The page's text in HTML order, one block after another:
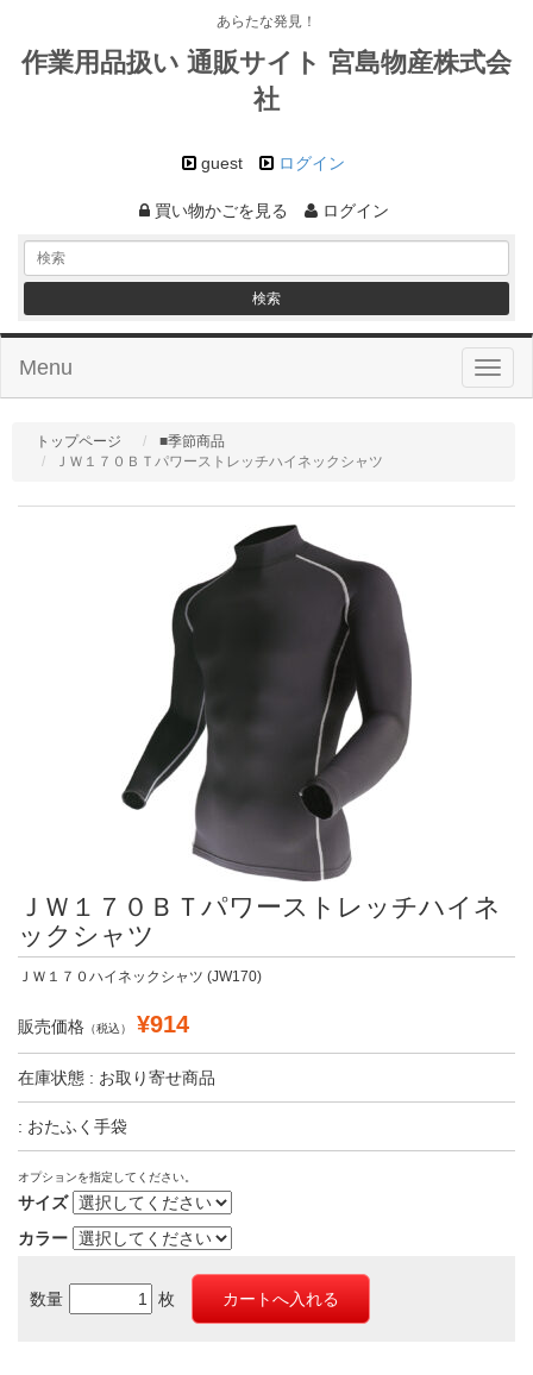
あらたな発見！
作業用品扱い 通販サイト 宮島物産株式会
社
guest ログイン
買い物かごを見る ログイン
Menu
トップページ
■季節商品
ＪＷ１７０ＢＴパワーストレッチハイネックシャツ
ＪＷ１７０ＢＴパワーストレッチハイネ
ックシャツ
ＪＷ１７０ハイネックシャツ (JW170)
販売価格 （税込） ¥914
在庫状態 : お取り寄せ商品
: おたふく手袋
オプションを指定してください。
サイズ
カラー
数量 枚